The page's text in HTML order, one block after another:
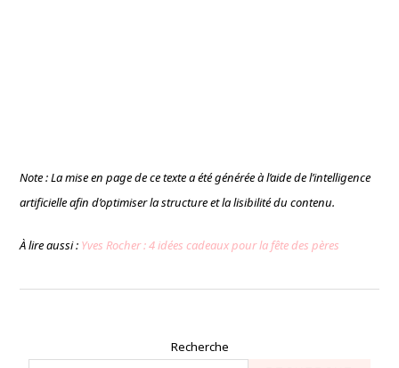
Note : La mise en page de ce texte a été générée à l’aide de l’intelligence
artificielle afin d’optimiser la structure et la lisibilité du contenu.
À lire aussi : Yves Rocher : 4 idées cadeaux pour la fête des pères
Recherche